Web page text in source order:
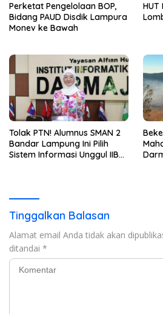
Perketat Pengelolaan BOP,
Bidang PAUD Disdik Lampura
Monev ke Bawah
HUT
Tolak PTN! Alumnus SMAN 2
Bandar Lampung Ini Pilih
Sistem Informasi Unggul IIB
Tinggalkan Balasan
Alamat email Anda tidak akan
ditandai *